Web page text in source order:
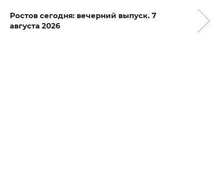
Ростов сегодня: вечерний выпуск. 7
августа 2026